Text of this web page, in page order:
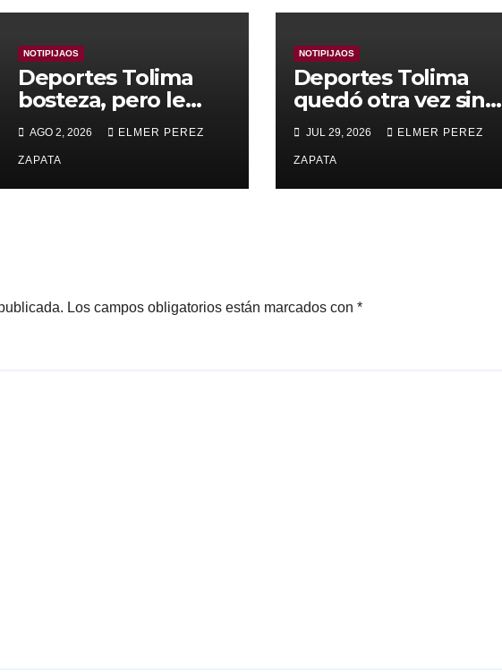
NOTIPIJAOS
Deportes Tolima
bosteza, pero le
alcanza para
superar a Alianza
Valledupar 2 A 1
AGO 2, 2026 ELMER PEREZ
ZAPATA
NOTIPIJAOS
Deportes Tolima
quedó otra vez sin
Copa
JUL 29, 2026 ELMER PEREZ
ZAPATA
Los campos obligatorios están marcados con *